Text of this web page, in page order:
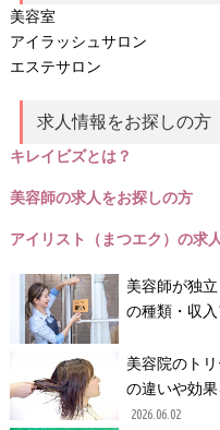
美容室
アイラッシュサロン
エステサロン
求人情報をお探しの方
キレイビズとは？
美容師の求人をお探しの方
アイリスト（まつエク）の求
美容師が独
の種類・収
美容院のト
の違いや効
2026.06.02